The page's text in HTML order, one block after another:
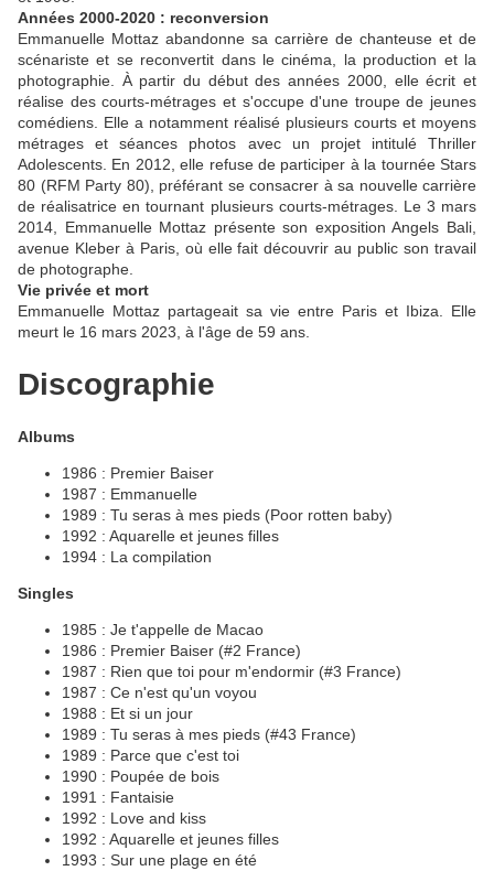
Années 2000-2020 : reconversion
Emmanuelle Mottaz abandonne sa carrière de chanteuse et de
scénariste et se reconvertit dans le cinéma, la production et la
photographie. À partir du début des années 2000, elle écrit et
réalise des courts-métrages et s'occupe d'une troupe de jeunes
comédiens. Elle a notamment réalisé plusieurs courts et moyens
métrages et séances photos avec un projet intitulé Thriller
Adolescents. En 2012, elle refuse de participer à la tournée Stars
80 (RFM Party 80), préférant se consacrer à sa nouvelle carrière
de réalisatrice en tournant plusieurs courts-métrages. Le 3 mars
2014, Emmanuelle Mottaz présente son exposition Angels Bali,
avenue Kleber à Paris, où elle fait découvrir au public son travail
de photographe.
Vie privée et mort
Emmanuelle Mottaz partageait sa vie entre Paris et Ibiza. Elle
meurt le 16 mars 2023, à l'âge de 59 ans.
Discographie
Albums
1986 : Premier Baiser
1987 : Emmanuelle
1989 : Tu seras à mes pieds (Poor rotten baby)
1992 : Aquarelle et jeunes filles
1994 : La compilation
Singles
1985 : Je t'appelle de Macao
1986 : Premier Baiser (#2 France)
1987 : Rien que toi pour m'endormir (#3 France)
1987 : Ce n'est qu'un voyou
1988 : Et si un jour
1989 : Tu seras à mes pieds (#43 France)
1989 : Parce que c'est toi
1990 : Poupée de bois
1991 : Fantaisie
1992 : Love and kiss
1992 : Aquarelle et jeunes filles
1993 : Sur une plage en été